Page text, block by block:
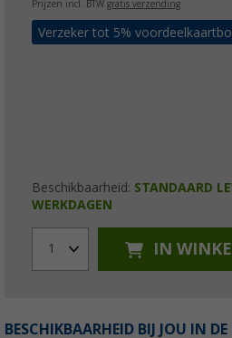
Prijzen incl. BTW gratis verzending
Verzeker tot 5%
Beschikbaarheid: STANDAARD
WERKDAGEN
1 IN
BESCHIKBAARHEID BIJ JOU IN